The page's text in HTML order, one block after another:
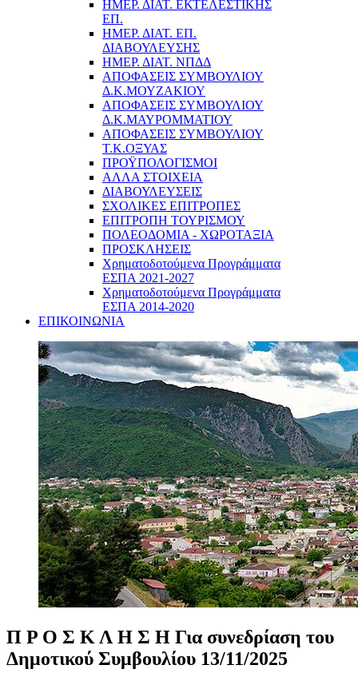
ΗΜΕΡ. ΔΙΑΤ. ΕΚΤΕΛΕΣΤΙΚΗΣ
ΕΠ.
ΗΜΕΡ. ΔΙΑΤ. ΕΠ.
ΔΙΑΒΟΥΛΕΥΣΗΣ
ΗΜΕΡ. ΔΙΑΤ. ΝΠΔΔ
ΑΠΟΦΑΣΕΙΣ ΣΥΜΒΟΥΛΙΟΥ
Δ.Κ.ΜΟΥΖΑΚΙΟΥ
ΑΠΟΦΑΣΕΙΣ ΣΥΜΒΟΥΛΙΟΥ
Δ.Κ.ΜΑΥΡΟΜΜΑΤΙΟΥ
ΑΠΟΦΑΣΕΙΣ ΣΥΜΒΟΥΛΙΟΥ
Τ.Κ.ΟΞΥΑΣ
ΠΡΟΫΠΟΛΟΓΙΣΜΟΙ
ΑΛΛΑ ΣΤΟΙΧΕΙΑ
ΔΙΑΒΟΥΛΕΥΣΕΙΣ
ΣΧΟΛΙΚΕΣ ΕΠΙΤΡΟΠΕΣ
ΕΠΙΤΡΟΠΗ ΤΟΥΡΙΣΜΟΥ
ΠΟΛΕΟΔΟΜΙΑ - ΧΩΡΟΤΑΞΙΑ
ΠΡΟΣΚΛΗΣΕΙΣ
Χρηματοδοτούμενα Προγράμματα
ΕΣΠΑ 2021-2027
Χρηματοδοτούμενα Προγράμματα
ΕΣΠΑ 2014-2020
ΕΠΙΚΟΙΝΩΝΙΑ
Π Ρ Ο Σ Κ Λ Η Σ Η Για συνεδρίαση του
Δημοτικού Συμβουλίου 13/11/2025